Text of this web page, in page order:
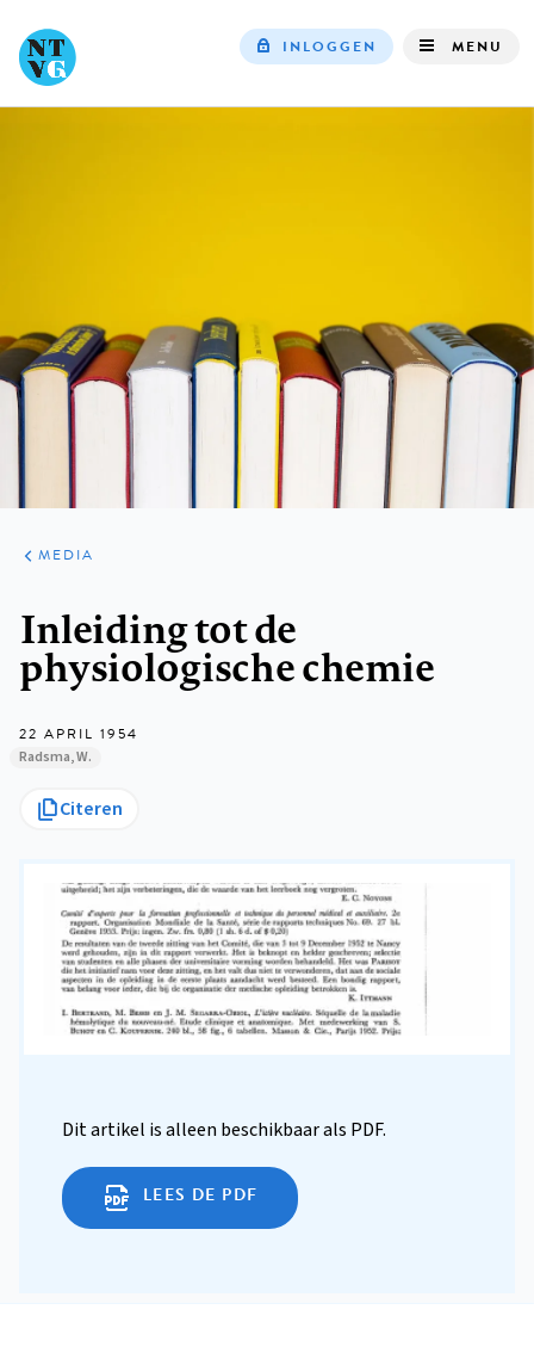
INLOGGEN MENU
ARTIKELEN
VARIA
MEDIA
Inleiding tot de
physiologische chemie
22 APRIL 1954
Radsma, W.
Citeren
Dit artikel is alleen beschikbaar als PDF.
LEES DE PDF